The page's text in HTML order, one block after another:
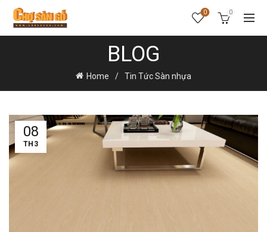
0 0
BLOG
Home Tin Tức Sàn nhựa
08
TH3